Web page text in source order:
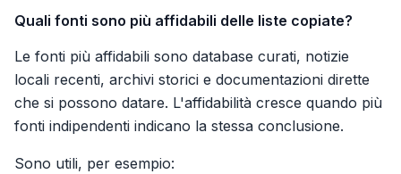
Quali fonti sono più affidabili delle liste copiate?
Le fonti più affidabili sono database curati, notizie
locali recenti, archivi storici e documentazioni dirette
che si possono datare. L'affidabilità cresce quando più
fonti indipendenti indicano la stessa conclusione.
Sono utili, per esempio: